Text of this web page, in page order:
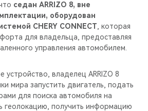
седан ARRIZO 8, вне
оборудован
CHERY CONNECT , которая
для владельца, предоставляя
управления автомобилем.
устройство, владелец ARRIZO 8
мира запустить двигатель, подать
для поиска автомобиля на
геолокацию, получить информацию